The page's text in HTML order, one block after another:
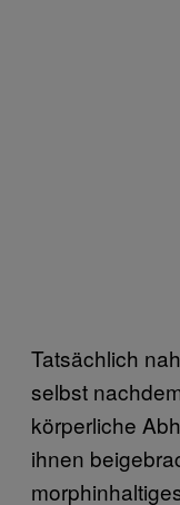
Tatsächlich
selbst
körperliche
ihnen